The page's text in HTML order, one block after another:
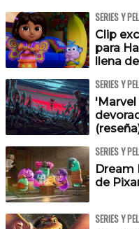
SERIES Y
Clip
para
llena
SERIES Y
'Marvel
SERIES Y
Dream
de
SERIES Y